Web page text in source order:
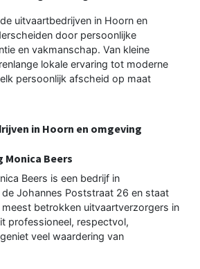
uitvaartbedrijven in Hoorn en
door persoonlijke
en vakmanschap. Van kleine
lokale ervaring tot moderne
persoonlijk afscheid op maat
in Hoorn en omgeving
Beers
Beers is een bedrijf in
Johannes Poststraat 26 en staat
betrokken uitvaartverzorgers in
professioneel, respectvol,
veel waardering van